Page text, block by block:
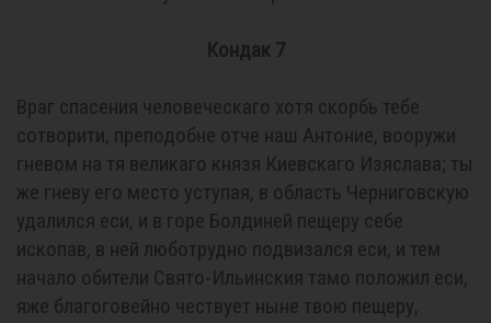
Кондак 7
Враг спасения человеческаго хотя скорбь тебе
сотворити, преподобне отче наш Антоние, вооружи
гневом на тя великаго князя Киевскаго Изяслава; ты
же гневу его место уступая, в область Черниговскую
удалился еси, и в горе Болдиней пещеру себе
ископав, в ней люботрудно подвизался еси, и тем
начало обители Свято-Ильинския тамо положил еси,
яже благоговейно чествует ныне твою пещеру,